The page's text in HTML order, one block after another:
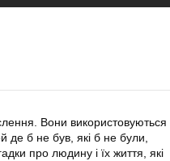
Вони використовуються
де б не був, які б не були,
про людину і їх життя, які